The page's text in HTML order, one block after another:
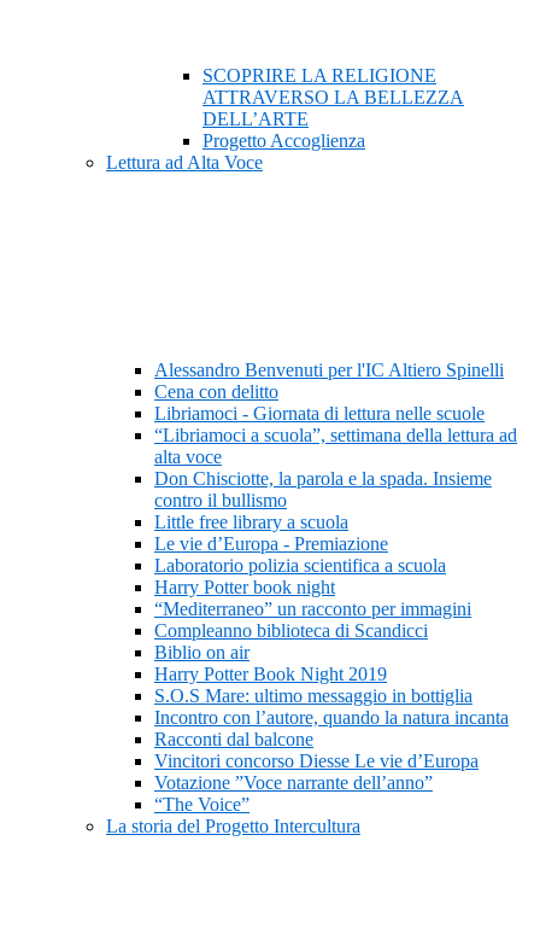
SCOPRIRE LA RELIGIONE
ATTRAVERSO LA BELLEZZA
DELL’ARTE
Progetto Accoglienza
Lettura ad Alta Voce
Alessandro Benvenuti per l'IC Altiero Spinelli
Cena con delitto
Libriamoci - Giornata di lettura nelle scuole
“Libriamoci a scuola”, settimana della lettura ad
alta voce
Don Chisciotte, la parola e la spada. Insieme
contro il bullismo
Little free library a scuola
Le vie d’Europa - Premiazione
Laboratorio polizia scientifica a scuola
Harry Potter book night
“Mediterraneo” un racconto per immagini
Compleanno biblioteca di Scandicci
Biblio on air
Harry Potter Book Night 2019
S.O.S Mare: ultimo messaggio in bottiglia
Incontro con l’autore, quando la natura incanta
Racconti dal balcone
Vincitori concorso Diesse Le vie d’Europa
Votazione ”Voce narrante dell’anno”
“The Voice”
La storia del Progetto Intercultura